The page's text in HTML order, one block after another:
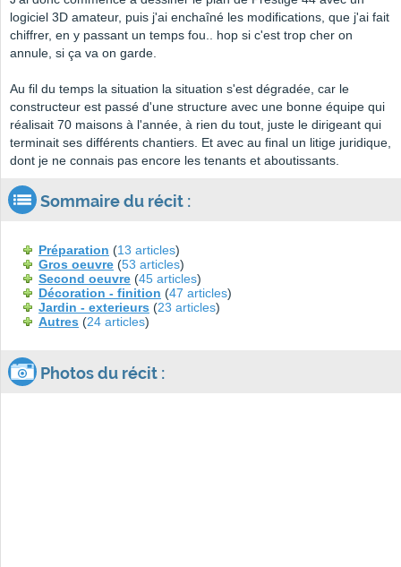
logiciel 3D amateur, puis j'ai enchaîné les modifications, que j'ai fait
chiffrer, en y passant un temps fou.. hop si c'est trop cher on
annule, si ça va on garde.
Au fil du temps la situation la situation s'est dégradée, car le
constructeur est passé d'une structure avec une bonne équipe qui
réalisait 70 maisons à l'année, à rien du tout, juste le dirigeant qui
terminait ses différents chantiers. Et avec au final un litige juridique,
dont je ne connais pas encore les tenants et aboutissants.
Sommaire du récit :
Préparation (13 articles)
Gros oeuvre (53 articles)
Second oeuvre (45 articles)
Décoration - finition (47 articles)
Jardin - exterieurs (23 articles)
Autres (24 articles)
Photos du récit :